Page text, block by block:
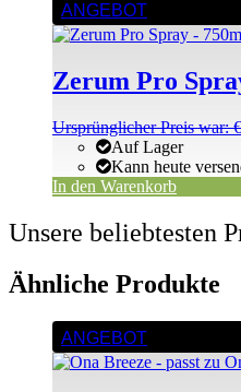
ANGEBOT
Zerum Pro
Ursprünglicher Preis war:
Auf Lager
Kann heute
In den Warenkorb
Unsere beliebtesten
Ähnliche Produkte
ANGEBOT